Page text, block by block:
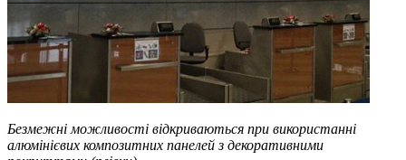
Безмежні можливості відкриваються при використанні
алюмінієвих композитних панелей з декоративними